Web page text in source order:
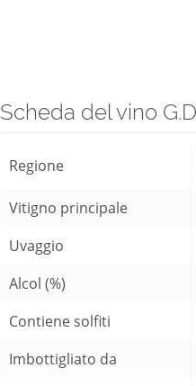
Scheda del vino
Regione
Vitigno principale
Uvaggio
Alcol (%)
Contiene solfiti
Imbottigliato da